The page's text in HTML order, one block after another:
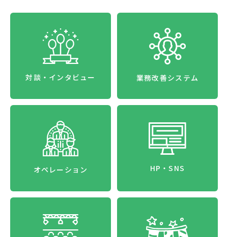
対談・インタビュー 業務改善システム
オペレーション HP・SNS